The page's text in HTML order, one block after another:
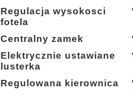
Regulacja wysokosci
fotela
Centralny zamek
Elektrycznie ustawiane
lusterka
Regulowana kierownica